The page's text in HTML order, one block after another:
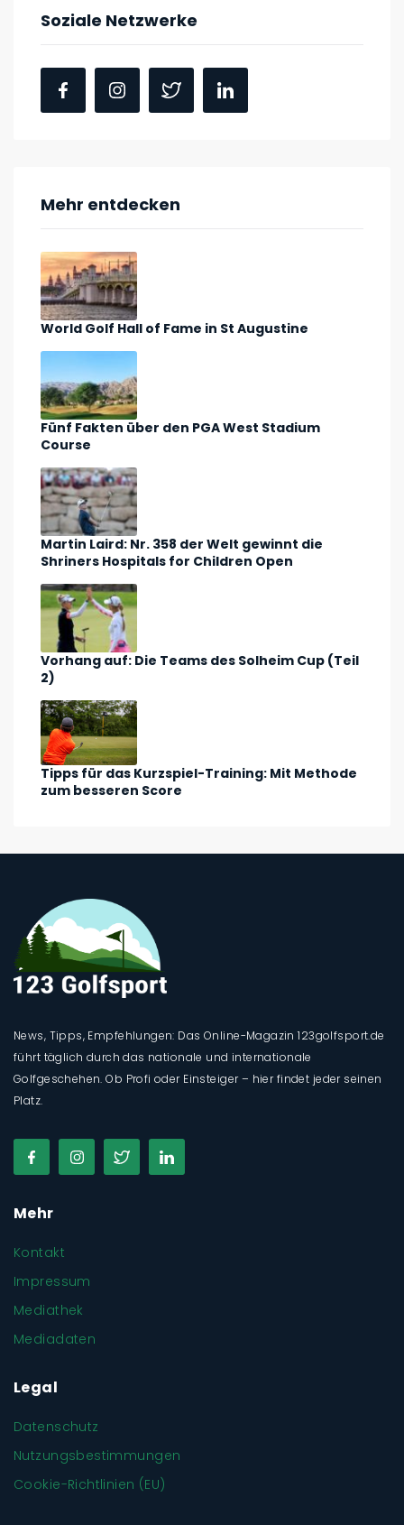
Soziale Netzwerke
Mehr entdecken
World Golf Hall of Fame in St Augustine
Fünf Fakten über den PGA West Stadium
Course
Martin Laird: Nr. 358 der Welt gewinnt die
Shriners Hospitals for Children Open
Vorhang auf: Die Teams des Solheim Cup (Teil
2)
Tipps für das Kurzspiel-Training: Mit Methode
zum besseren Score
News, Tipps, Empfehlungen: Das Online-Magazin 123golfsport.de
führt täglich durch das nationale und internationale
Golfgeschehen. Ob Profi oder Einsteiger – hier findet jeder seinen
Platz.
Mehr
Kontakt
Impressum
Mediathek
Mediadaten
Legal
Datenschutz
Nutzungsbestimmungen
Cookie-Richtlinien (EU)